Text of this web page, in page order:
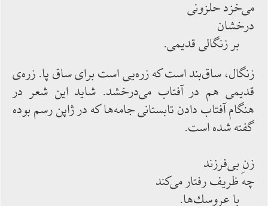
می‌‌خزد حلزونی
درخشان
بر زنگالی قدیمی.
زنگال، ساق‌‌بند است كه زره‌‌یی است برای ساق پا. زره‌‌ی
قدیمی هم در آفتاب می‌‌درخشد. شاید این شعر در
هنگام آفتاب ‌‌دادن تابستانی جامه‌‌ها كه در ژاپن رسم بوده
گفته ‌‌شده ‌‌است.
زنِ بی‌‌فرزند
چه ظریف رفتار می‌‌كند
با عروسك‌‌ها.